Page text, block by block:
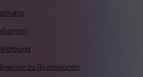
zu Rezensionen